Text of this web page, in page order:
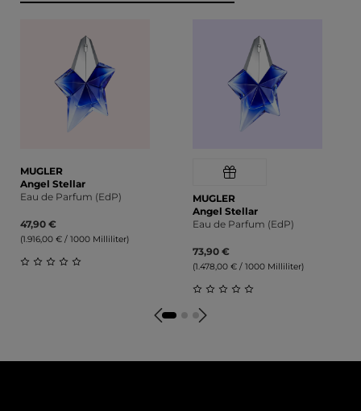
MUGLER
Angel Stellar
Eau de Parfum (EdP)
47,90 €
(1.916,00 € / 1000 Milliliter)
Durchschnittliche Bewertung von 0 von 5 Sternen
MUGLER
Angel Stellar
Eau de Parfum (EdP)
73,90 €
(1.478,00 € / 1000 Milliliter)
Durchschnittliche